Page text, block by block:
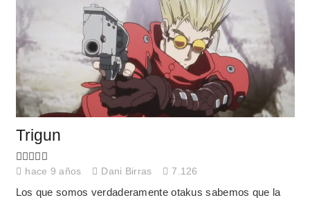
Trigun
hace 9 años Dani Birras 7.126
Los que somos verdaderamente otakus sabemos que la